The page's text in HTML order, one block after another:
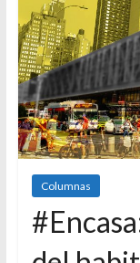
Columnas